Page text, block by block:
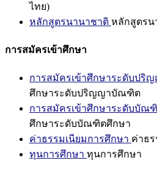
ไทย)
หลักสูตรนานาชาติ หลักสูตรน
การสมัครเข้าศึกษา
การสมัครเข้าศึกษาระดับปริ
ศึกษาระดับปริญญาบัณฑิต
การสมัครเข้าศึกษาระดับบัณ
ศึกษาระดับบัณฑิตศึกษา
ค่าธรรมเนียมการศึกษา ค่าธ
ทุนการศึกษา ทุนการศึกษา